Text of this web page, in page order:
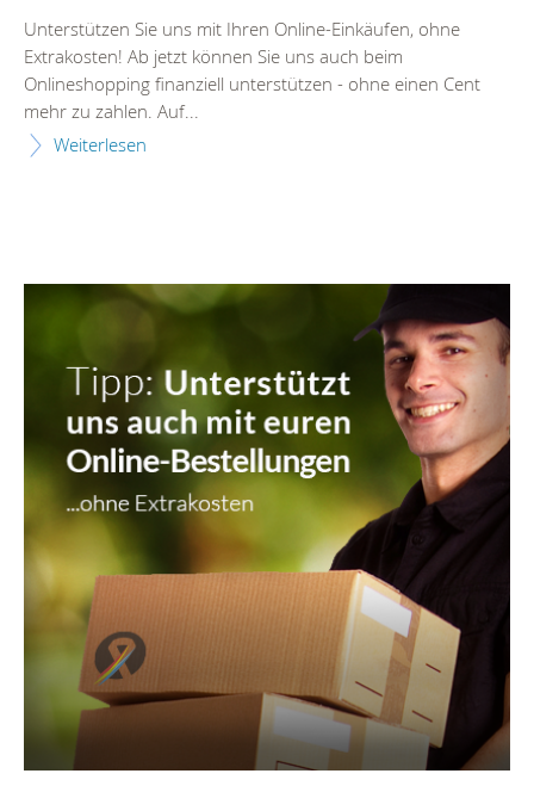
Unterstützen Sie uns mit Ihren Online-Einkäufen, ohne
Extrakosten! Ab jetzt können Sie uns auch beim
Onlineshopping finanziell unterstützen - ohne einen Cent
mehr zu zahlen. Auf...
Weiterlesen